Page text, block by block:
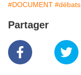
#DOCUMENT #débats
Partager